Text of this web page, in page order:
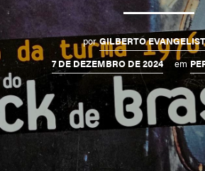
por GILBERTO
7 DE DEZEMBRO DE 2024
em